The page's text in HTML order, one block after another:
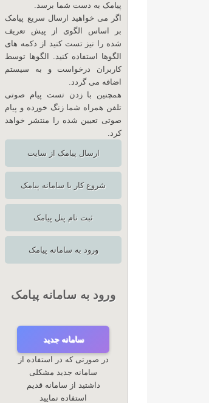
پیامک به دست شما برسد.
اگر می خواهید ارسال سریع پیامک
بر اساس الگوی از پیش تعریف
شده را نیز تست کنید از دکمه های
الگوها استفاده کنید. الگوها توسط
کاربران درخواست و به سیستم
اضافه می گردد.
همچنین با زدن تست پیام صوتی
تلفن همراه شما زنگ خورده و پیام
صوتی تعیین شده را منتشر خواهد
کرد.
ارسال پیامک از سایت
شروع کار با سامانه پیامک
ثبت نام پنل پیامک
ورود به سامانه پیامک
ورود به سامانه پیامک
سامانه جدید
در صورتی که در استفاده از
سامانه جدید مشکلی
داشتید از سامانه قدیم
استفاده نمایید